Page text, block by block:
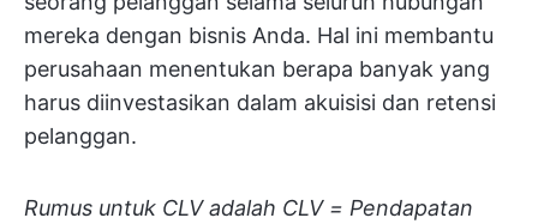
mereka dengan bisnis Anda. Hal ini membantu
perusahaan menentukan berapa banyak yang
harus diinvestasikan dalam akuisisi dan retensi
pelanggan.
Rumus untuk CLV adalah CLV = Pendapatan